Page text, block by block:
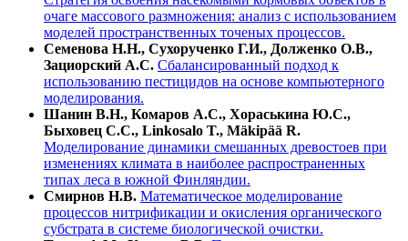
очаге массового размножения: анализ с использованием
моделей пространственных точеных процессов.
Семенова Н.Н., Сухорученко Г.И., Долженко О.В.,
Зациорский А.С. Сбалансированный подход к
использованию пестицидов на основе компьютерного
моделирования.
Шанин В.Н., Комаров А.С., Хораськина Ю.С.,
Быховец С.С., Linkosalo T., Mäkipää R.
Моделирование динамики смешанных древостоев при
изменениях климата в наиболее распространенных
типах леса в южной Финляндии.
Смирнов Н.В. Математическое моделирование
процессов нитрификации и окисления органического
субстрата в системе биологической очистки.